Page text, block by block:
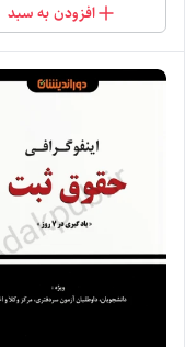
افزودن به سبد